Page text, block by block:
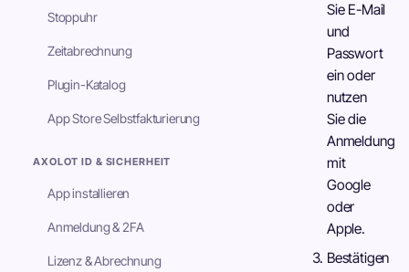
Stoppuhr
Zeitabrechnung
Plugin-Katalog
App Store Selbstfakturierung
AXOLOT ID & SICHERHEIT
App installieren
Anmeldung & 2FA
Lizenz & Abrechnung
Sie E-Mail
und
Passwort
ein oder
nutzen
Sie die
Anmeldung
mit
Google
oder
Apple.
Bestätigen